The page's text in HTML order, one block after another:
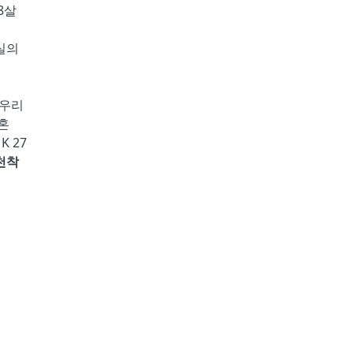
살
의
리
27
착